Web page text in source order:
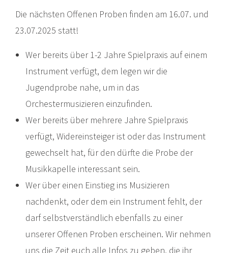
Die nächsten Offenen Proben finden am 16.07. und
23.07.2025 statt!
Wer bereits über 1-2 Jahre Spielpraxis auf einem
Instrument verfügt, dem legen wir die
Jugendprobe nahe, um in das
Orchestermusizieren einzufinden.
Wer bereits über mehrere Jahre Spielpraxis
verfügt, Widereinsteiger ist oder das Instrument
gewechselt hat, für den dürfte die Probe der
Musikkapelle interessant sein.
Wer über einen Einstieg ins Musizieren
nachdenkt, oder dem ein Instrument fehlt, der
darf selbstverständlich ebenfalls zu einer
unserer Offenen Proben erscheinen. Wir nehmen
uns die Zeit euch alle Infos zu geben, die ihr